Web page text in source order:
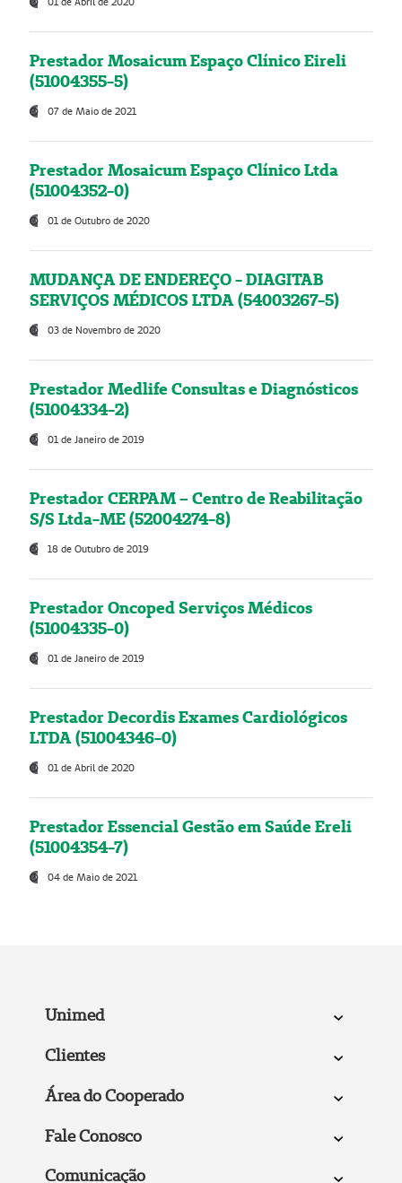
Prestador Mosaicum Espaço Clínico Eireli
(51004355-5)
07 de Maio de 2021
Prestador Mosaicum Espaço Clínico Ltda
(51004352-0)
01 de Outubro de 2020
MUDANÇA DE ENDEREÇO - DIAGITAB
SERVIÇOS MÉDICOS LTDA (54003267-5)
03 de Novembro de 2020
Prestador Medlife Consultas e Diagnósticos
(51004334-2)
01 de Janeiro de 2019
Prestador CERPAM – Centro de Reabilitação
S/S Ltda-ME (52004274-8)
18 de Outubro de 2019
Prestador Oncoped Serviços Médicos
(51004335-0)
01 de Janeiro de 2019
Prestador Decordis Exames Cardiológicos
LTDA (51004346-0)
01 de Abril de 2020
Prestador Essencial Gestão em Saúde Ereli
(51004354-7)
04 de Maio de 2021
Unimed
Clientes
Área do Cooperado
Fale Conosco
Comunicação